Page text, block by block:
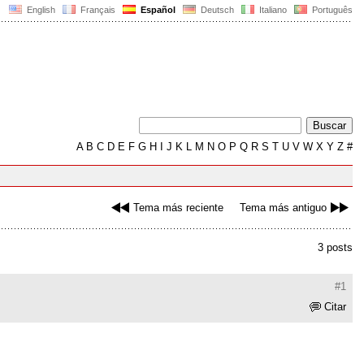
English Français Español Deutsch Italiano Português
AB C D E F G H J K L M N O P Q R S T U V W X Y Z #
Tema más reciente Tema más antiguo
3 posts
#1
Citar